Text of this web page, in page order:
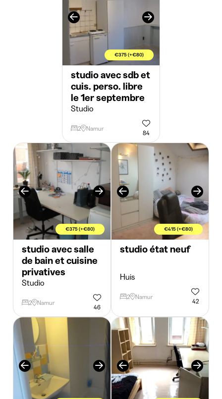
€375 (+€80)
studio avec sdb et
cuis. perso. libre
le 1er septembre
Studio
2 Namur
84
€375 (+€80)
studio avec salle
de bain et cuisine
privatives
Studio
2 Namur
46
€415 (+€80)
studio état neuf
Huis
2 Namur
42